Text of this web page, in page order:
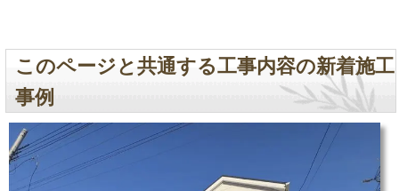
このページと共通する工事内容の新着施工
事例